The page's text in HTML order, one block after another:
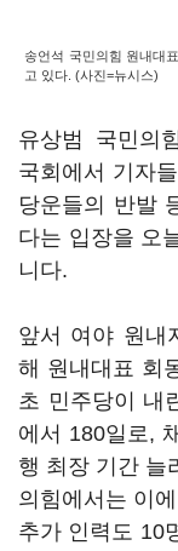
송언석 국민의힘 원내대
고 있다. (사진=뉴시스)
유상범 국민의
국회에서 기자
당운들의 반발
다는 입장을 오
니다.
앞서 여야 원내
해 원내대표 회
초 민주당이 내
에서 180일로,
행 최장 기간 늘
의힘에서는 이
추가 인력도 10